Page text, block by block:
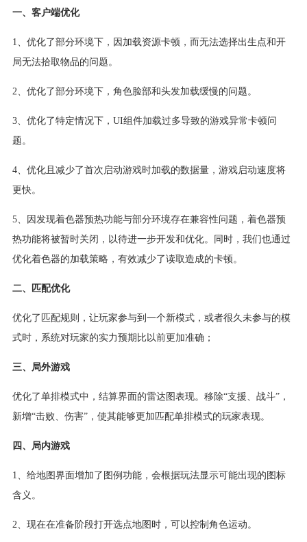
一、客户端优化
1、优化了部分环境下，因加载资源卡顿，而无法选择出生点和开
局无法拾取物品的问题。
2、优化了部分环境下，角色脸部和头发加载缓慢的问题。
3、优化了特定情况下，UI组件加载过多导致的游戏异常卡顿问
题。
4、优化且减少了首次启动游戏时加载的数据量，游戏启动速度将
更快。
5、因发现着色器预热功能与部分环境存在兼容性问题，着色器预
热功能将被暂时关闭，以待进一步开发和优化。同时，我们也通过
优化着色器的加载策略，有效减少了读取造成的卡顿。
二、匹配优化
优化了匹配规则，让玩家参与到一个新模式，或者很久未参与的模
式时，系统对玩家的实力预期比以前更加准确；
三、局外游戏
优化了单排模式中，结算界面的雷达图表现。移除“支援、战斗”，
新增“击败、伤害”，使其能够更加匹配单排模式的玩家表现。
四、局内游戏
1、给地图界面增加了图例功能，会根据玩法显示可能出现的图标
含义。
2、现在在准备阶段打开选点地图时，可以控制角色运动。